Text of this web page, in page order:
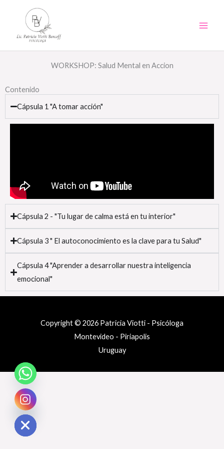
contenido
WORKSHOP: Salud Mental en Accion
Contenido
Cápsula 1 "A tomar acción"
Cápsula 2 - "Tu lugar de calma está en tu interior"
Cápsula 3 " El autoconocimiento es la clave para tu Salud"
Cápsula 4 "Aprender a desarrollar nuestra inteligencia
emocional"
Copyright © 2026 Patricia Viotti - Psicóloga
Montevideo - Piriapolis
Uruguay
chaty